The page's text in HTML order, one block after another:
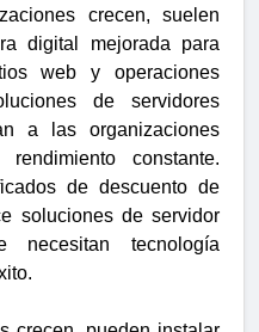
crecen, suelen
digital mejorada para
web y operaciones
de servidores
a las organizaciones
constante.
de descuento de
soluciones de servidor
necesitan tecnología